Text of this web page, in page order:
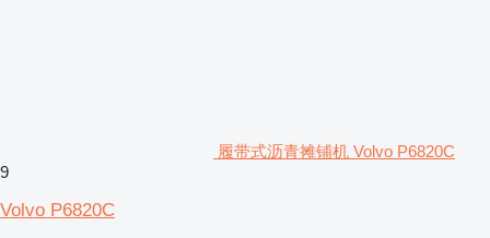
履带式沥青摊铺机 Volvo P6820C
9
Volvo P6820C